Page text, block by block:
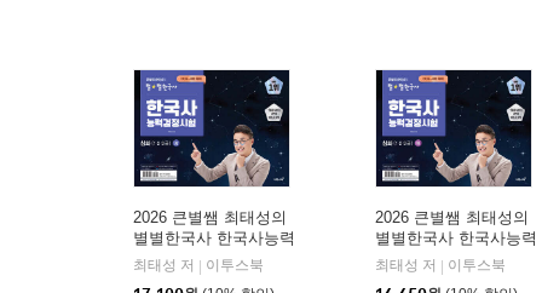
2026 큰별쌤 최태성의
별별한국사 한국사능력
검정시험 심화(1,2,3급)
최태성 저
이투스북
2026 큰별쌤 최태성의
별별한국사 한국사능력
검정시험 심화(1,2,3급)
최태성 저
이투스북